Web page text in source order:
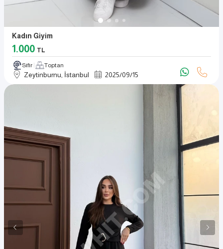
Kadın Giyim
1.000 TL
Sıfır Toptan
Zeytinburnu, İstanbul 2025/09/15